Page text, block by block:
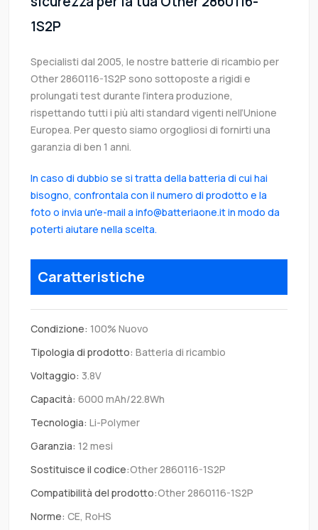
1S2P
Specialisti dal 2005, le nostre batterie di ricambio per
Other 2860116-1S2P sono sottoposte a rigidi e
prolungati test durante l’intera produzione,
rispettando tutti i più alti standard vigenti nell’Unione
Europea. Per questo siamo orgogliosi di fornirti una
garanzia di ben 1 anni.
In caso di dubbio se si tratta della batteria di cui hai
bisogno, confrontala con il numero di prodotto e la
foto o invia un'e-mail a info@batteriaone.it in modo da
poterti aiutare nella scelta.
Caratteristiche
Condizione: 100% Nuovo
Tipologia di prodotto: Batteria di ricambio
Voltaggio: 3.8V
Capacità: 6000 mAh/22.8Wh
Tecnologia: Li-Polymer
Garanzia: 12 mesi
Sostituisce il codice:Other 2860116-1S2P
Compatibilità del prodotto:Other 2860116-1S2P
Norme: CE, RoHS